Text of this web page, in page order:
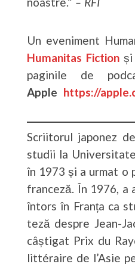
Un eveniment
Humanitas Fiction și
paginile de
Apple https://
Scriitorul japonez
studii la
în 1973 și a urmat o
franceză. În 1976, a
întors în Franța ca
teză despre Jean-
câștigat Prix du
littéraire de l’Asie